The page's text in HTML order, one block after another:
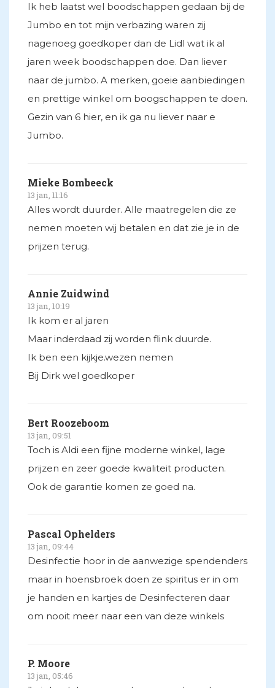
Ik heb laatst wel boodschappen gedaan bij de
Jumbo en tot mijn verbazing waren zij
nagenoeg goedkoper dan de Lidl wat ik al
jaren week boodschappen doe. Dan liever
naar de jumbo. A merken, goeie aanbiedingen
en prettige winkel om boogschappen te doen.
Gezin van 6 hier, en ik ga nu liever naar e
Jumbo.
Mieke Bombeeck
13 jan, 11:16
Alles wordt duurder. Alle maatregelen die ze
nemen moeten wij betalen en dat zie je in de
prijzen terug.
Annie Zuidwind
13 jan, 10:19
Ik kom er al jaren
Maar inderdaad zij worden flink duurde.
Ik ben een kijkje.wezen nemen
Bij Dirk wel goedkoper
Bert Roozeboom
13 jan, 09:51
Toch is Aldi een fijne moderne winkel, lage
prijzen en zeer goede kwaliteit producten.
Ook de garantie komen ze goed na.
Pascal Ophelders
13 jan, 09:44
Desinfectie hoor in de aanwezige spendenders
maar in hoensbroek doen ze spiritus er in om
je handen en kartjes de Desinfecteren daar
om nooit meer naar een van deze winkels
P. Moore
13 jan, 05:46